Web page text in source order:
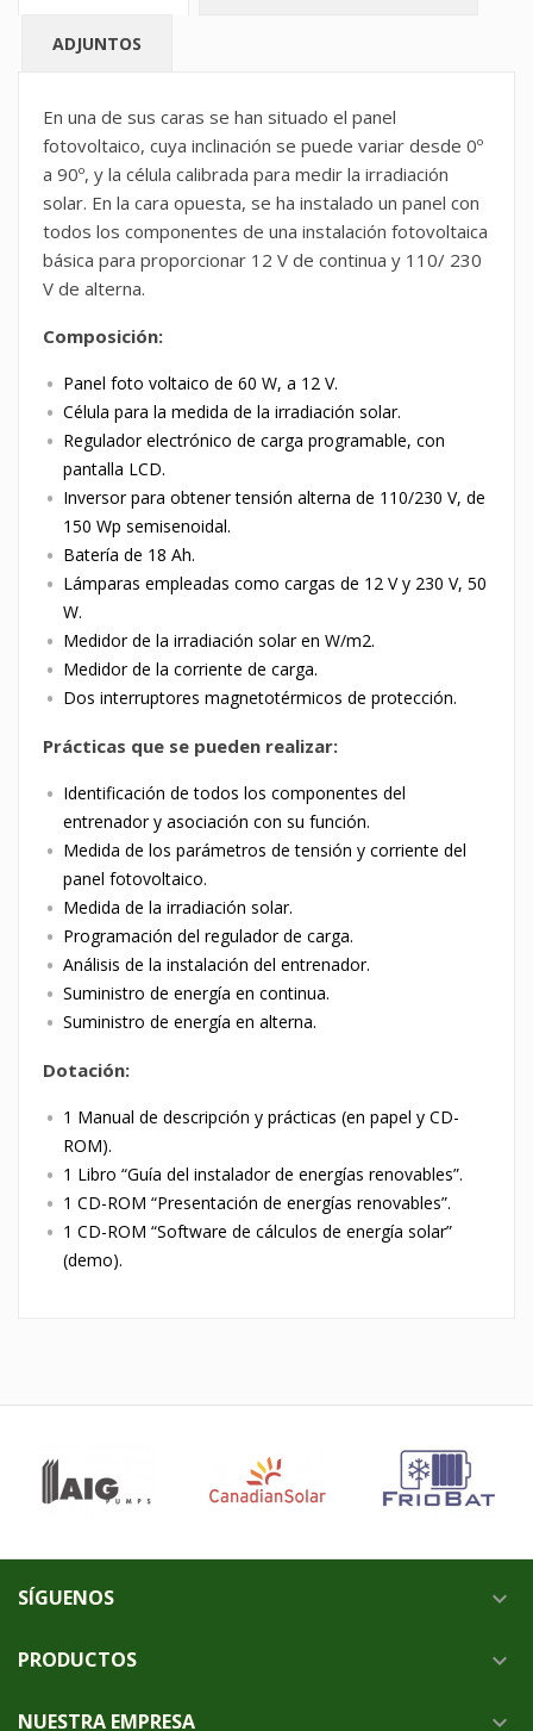
ADJUNTOS
En una de sus caras se han situado el panel
fotovoltaico, cuya inclinación se puede variar desde 0º
a 90º, y la célula calibrada para medir la irradiación
solar. En la cara opuesta, se ha instalado un panel con
todos los componentes de una instalación fotovoltaica
básica para proporcionar 12 V de continua y 110/ 230
V de alterna.
Composición:
Panel foto voltaico de 60 W, a 12 V.
Célula para la medida de la irradiación solar.
Regulador electrónico de carga programable, con
pantalla LCD.
Inversor para obtener tensión alterna de 110/230 V, de
150 Wp semisenoidal.
Batería de 18 Ah.
Lámparas empleadas como cargas de 12 V y 230 V, 50
W.
Medidor de la irradiación solar en W/m2.
Medidor de la corriente de carga.
Dos interruptores magnetotérmicos de protección.
Prácticas que se pueden realizar:
Identificación de todos los componentes del
entrenador y asociación con su función.
Medida de los parámetros de tensión y corriente del
panel fotovoltaico.
Medida de la irradiación solar.
Programación del regulador de carga.
Análisis de la instalación del entrenador.
Suministro de energía en continua.
Suministro de energía en alterna.
Dotación:
1 Manual de descripción y prácticas (en papel y CD-
ROM).
1 Libro “Guía del instalador de energías renovables”.
1 CD-ROM “Presentación de energías renovables”.
1 CD-ROM “Software de cálculos de energía solar”
(demo).
SÍGUENOS 
PRODUCTOS 
NUESTRA EMPRESA 